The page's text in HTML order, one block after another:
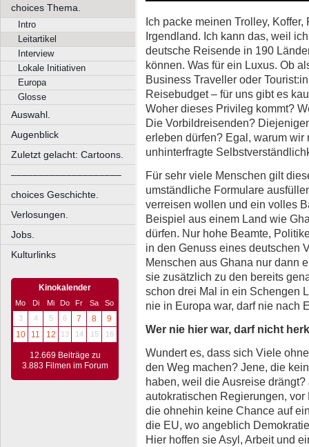
choices Thema.
Intro
Leitartikel
Interview
Lokale Initiativen
Europa
Glosse
Auswahl.
Augenblick
Zuletzt gelacht: Cartoons.
––––––––––––––––––––
choices Geschichte.
Verlosungen.
Jobs.
Kulturlinks
Kinokalender
Mo Di Mi Do Fr Sa
So
3
4 5 6 7 8
9
10
11 12 13 14 15 16
12.669 Beiträge zu
3.883 Filmen im Forum
Ich packe meinen Trolley,
Irgendland. Ich kann das, weil
deutsche Reisende in 190
können. Was für ein Luxus. Ob
Business Traveller oder
Reisebudget – für uns gibt es
Woher dieses Privileg kommt?
Die Vorbildreisenden?
erleben dürfen? Egal, warum wir
unhinterfragte
Für sehr viele Menschen gilt
umständliche Formulare
verreisen wollen und ein volles
Beispiel aus einem Land wie
dürfen. Nur hohe Beamte,
in den Genuss eines deutschen
Menschen aus Ghana nur dann
sie zusätzlich zu den bereits
schon drei Mal in ein Schengen
nie in Europa war, darf nie nach
Wer nie hier war, darf nicht
Wundert es, dass sich Viele
den Weg machen? Jene, die
haben, weil die Ausreise
autokratischen Regierungen,
die ohnehin keine Chance auf
die EU, wo angeblich
Hier hoffen sie Asyl, Arbeit und